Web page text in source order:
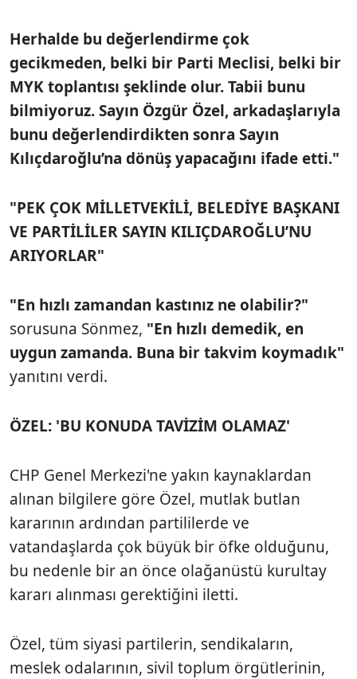
Herhalde bu değerlendirme çok
gecikmeden, belki bir Parti Meclisi, belki bir
MYK toplantısı şeklinde olur. Tabii bunu
bilmiyoruz. Sayın Özgür Özel, arkadaşlarıyla
bunu değerlendirdikten sonra Sayın
Kılıçdaroğlu’na dönüş yapacağını ifade etti."
"PEK ÇOK MİLLETVEKİLİ, BELEDİYE BAŞKANI
VE PARTİLİLER SAYIN KILIÇDAROĞLU’NU
ARIYORLAR"
"En hızlı zamandan kastınız ne olabilir?"
sorusuna Sönmez, "En hızlı demedik, en
uygun zamanda. Buna bir takvim koymadık"
yanıtını verdi.
ÖZEL: 'BU KONUDA TAVİZİM OLAMAZ'
CHP Genel Merkezi'ne yakın kaynaklardan
alınan bilgilere göre Özel, mutlak butlan
kararının ardından partililerde ve
vatandaşlarda çok büyük bir öfke olduğunu,
bu nedenle bir an önce olağanüstü kurultay
kararı alınması gerektiğini iletti.
Özel, tüm siyasi partilerin, sendikaların,
meslek odalarının, sivil toplum örgütlerinin,